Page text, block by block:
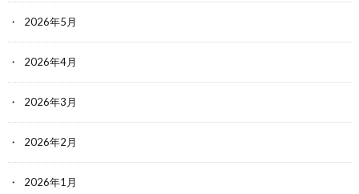
2026年5月
2026年4月
2026年3月
2026年2月
2026年1月